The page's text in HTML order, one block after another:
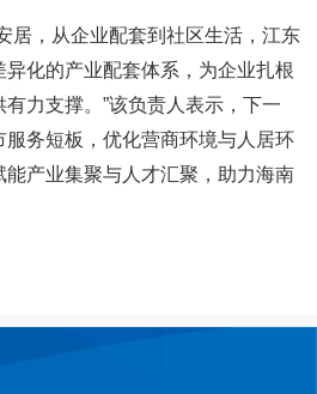
居，从企业配套到社区生活，江东
化的产业配套体系，为企业扎根
力支撑。”该负责人表示，下一
务短板，优化营商环境与人居环
产业集聚与人才汇聚，助力海南